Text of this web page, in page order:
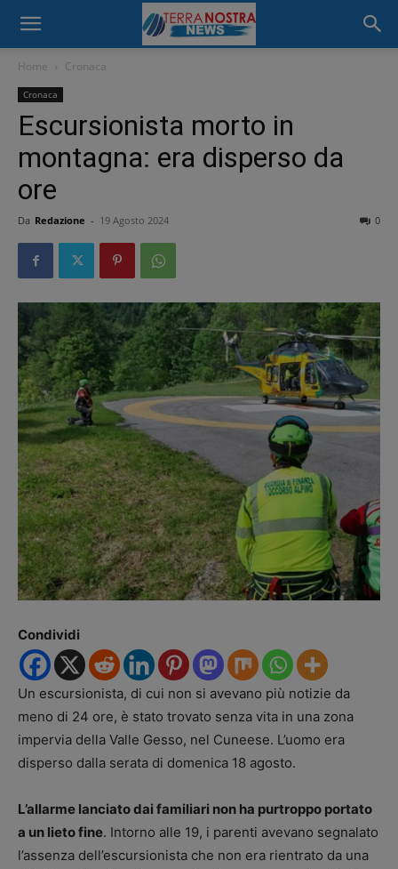
Home Cronaca
Cronaca
Escursionista morto in
montagna: era disperso da
ore
Da Redazione - 19 Agosto 2024 0
Condividi
Un escursionista, di cui non si avevano più notizie da
meno di 24 ore, è stato trovato senza vita in una zona
impervia della Valle Gesso, nel Cuneese. L’uomo era
disperso dalla serata di domenica 18 agosto.
L’allarme lanciato dai familiari non ha purtroppo portato
a un lieto fine. Intorno alle 19, i parenti avevano segnalato
l’assenza dell’escursionista che non era rientrato da una